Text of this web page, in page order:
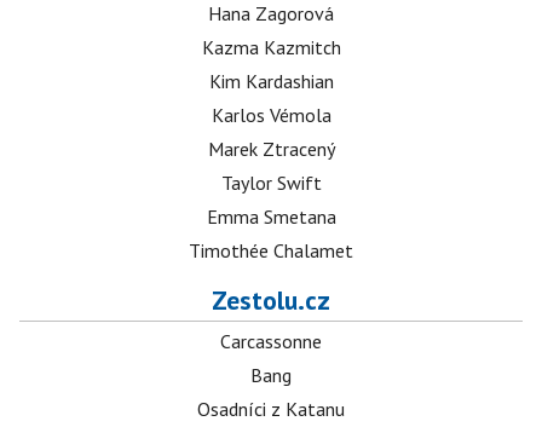
Hana Zagorová
Kazma Kazmitch
Kim Kardashian
Karlos Vémola
Marek Ztracený
Taylor Swift
Emma Smetana
Timothée Chalamet
Zestolu.cz
Carcassonne
Bang
Osadníci z Katanu